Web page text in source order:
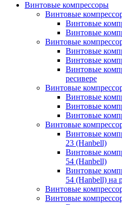
Винтовые компрессоры
Винтовые
Винтовые
Винтовые
Винтовые
Винтовые
Винтовые
Винтовые
ресивере
Винтовые
Винтовые
Винтовые
Винтовые
Винтовые
Винтовые
23 (Hanbell)
Винтовые
54 (Hanbell)
Винтовые
54 (Hanbell) на
Винтовые
Винтовые